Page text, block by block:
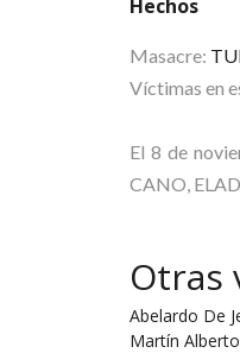
Hechos
Masacre:
Víctimas en
El 8 de
CANO,
Otras
Abelardo De
Martín